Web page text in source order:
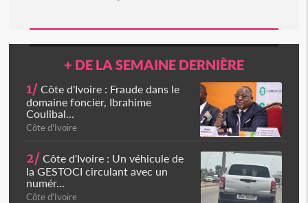
+ DE LA SEMAINE DERNIÈRE
1/ Côte d'Ivoire : Fraude dans le
domaine foncier, Ibrahime
Coulibal...
Côte d'Ivoire
2/ Côte d'Ivoire : Un véhicule de
la GESTOCI circulant avec un
numér...
Côte d'Ivoire